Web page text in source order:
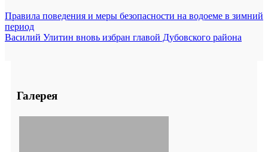
Правила поведения и меры безопасности на водоеме в зимний
период
Василий Улитин вновь избран главой Дубовского района
Галерея